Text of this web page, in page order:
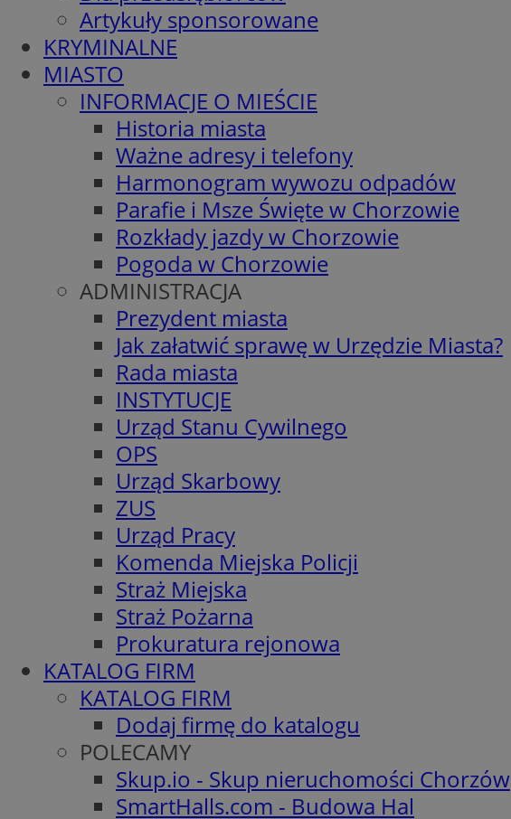
Artykuły sponsorowane
KRYMINALNE
MIASTO
INFORMACJE O MIEŚCIE
Historia miasta
Ważne adresy i telefony
Harmonogram wywozu odpadów
Parafie i Msze Święte w Chorzowie
Rozkłady jazdy w Chorzowie
Pogoda w Chorzowie
ADMINISTRACJA
Prezydent miasta
Jak załatwić sprawę w Urzędzie Miasta?
Rada miasta
INSTYTUCJE
Urząd Stanu Cywilnego
OPS
Urząd Skarbowy
ZUS
Urząd Pracy
Komenda Miejska Policji
Straż Miejska
Straż Pożarna
Prokuratura rejonowa
KATALOG FIRM
KATALOG FIRM
Dodaj firmę do katalogu
POLECAMY
Skup.io - Skup nieruchomości Chorzów
SmartHalls.com - Budowa Hal